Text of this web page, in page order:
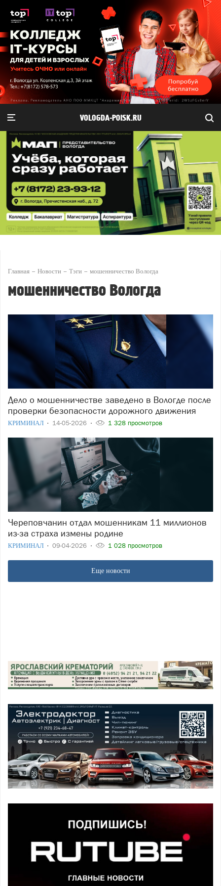
VOLOGDA-POISK.RU
Главная Новости Тэги мошенничество Вологда
мошенничество Вологда
Дело о мошенничестве заведено в Вологде после
проверки безопасности дорожного движения
КРИМИНАЛ 14-05-2026 1 328 просмотров
Череповчанин отдал мошенникам 11 миллионов
из-за страха измены родине
КРИМИНАЛ 09-04-2026 1 028 просмотров
Еще новости